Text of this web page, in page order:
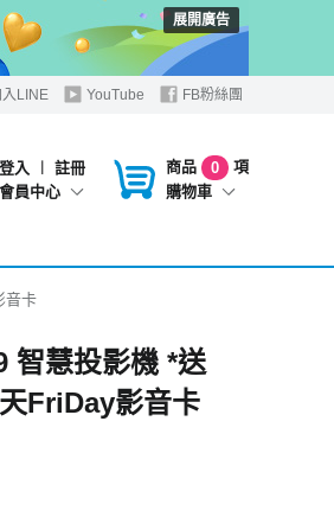
展開廣告
LINE YouTube FB粉絲團
登入 ︱
註冊
會員中心
商品 0
項
購物車
音卡
智慧投影機 *送
FriDay影音卡